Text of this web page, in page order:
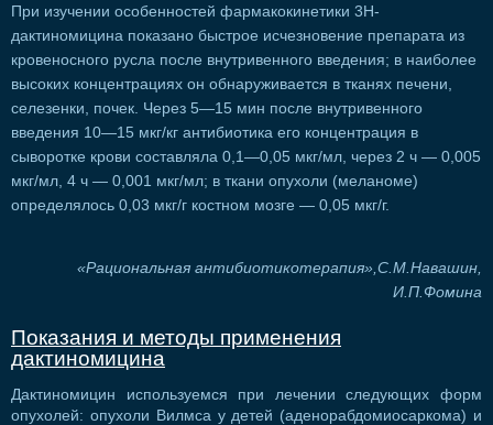
При изучении особенностей фармакокинетики 3Н-
дактиномицина показано быстрое исчезновение препарата из
кровеносного русла после внутривенного введения; в наиболее
высоких концентрациях он обнаруживается в тканях печени,
селезенки, почек. Через 5—15 мин после внутривенного
введения 10—15 мкг/кг антибиотика его концентрация в
сыворотке крови составляла 0,1—0,05 мкг/мл, через 2 ч — 0,005
мкг/мл, 4 ч — 0,001 мкг/мл; в ткани опухоли (меланоме)
определялось 0,03 мкг/г костном мозге — 0,05 мкг/г.
«Рациональная антибиотикотерапия»,С.М.Навашин,
И.П.Фомина
Показания и методы применения
дактиномицина
Дактиномицин используемся при лечении следующих форм
опухолей: опухоли Вилмса у детей (аденорабдомиосаркома) и